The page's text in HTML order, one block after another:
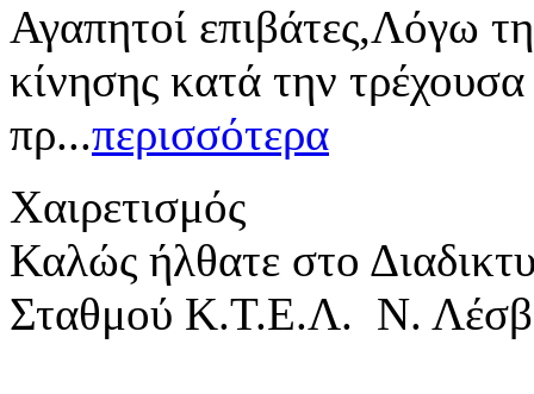
Αγαπητοί επιβάτες,Λόγω
κίνησης κατά την
πρ...περισσότερα
Χαιρετισμός
Καλώς ήλθατε στο
Σταθμού Κ.Τ.Ε.Λ. Ν.